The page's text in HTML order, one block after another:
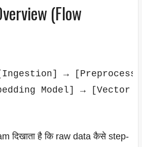
(Flow
→
Model] → [Vector
दिखाता है कि raw data कैसे step-